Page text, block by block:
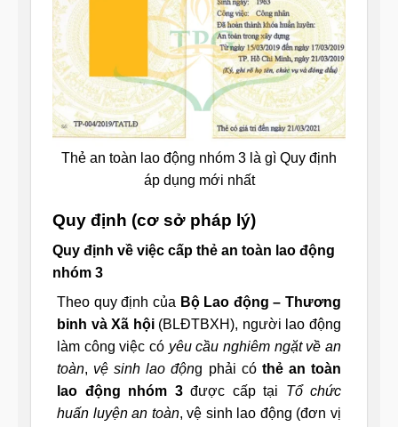
Thẻ an toàn lao động nhóm 3 là gì Quy định
áp dụng mới nhất
Quy định (cơ sở pháp lý)
Quy định về việc cấp thẻ an toàn lao động
nhóm 3
Theo quy định của Bộ Lao động – Thương
binh và Xã hội(BLĐTBXH), người lao động
làm công việc có yêu cầu nghiêm ngặt về an
toàn, vệ sinh lao động phải có thẻ an toàn
lao động nhóm 3được cấp tại Tổ chức
huấn luyện an toàn, vệ sinh lao động (đơn vị